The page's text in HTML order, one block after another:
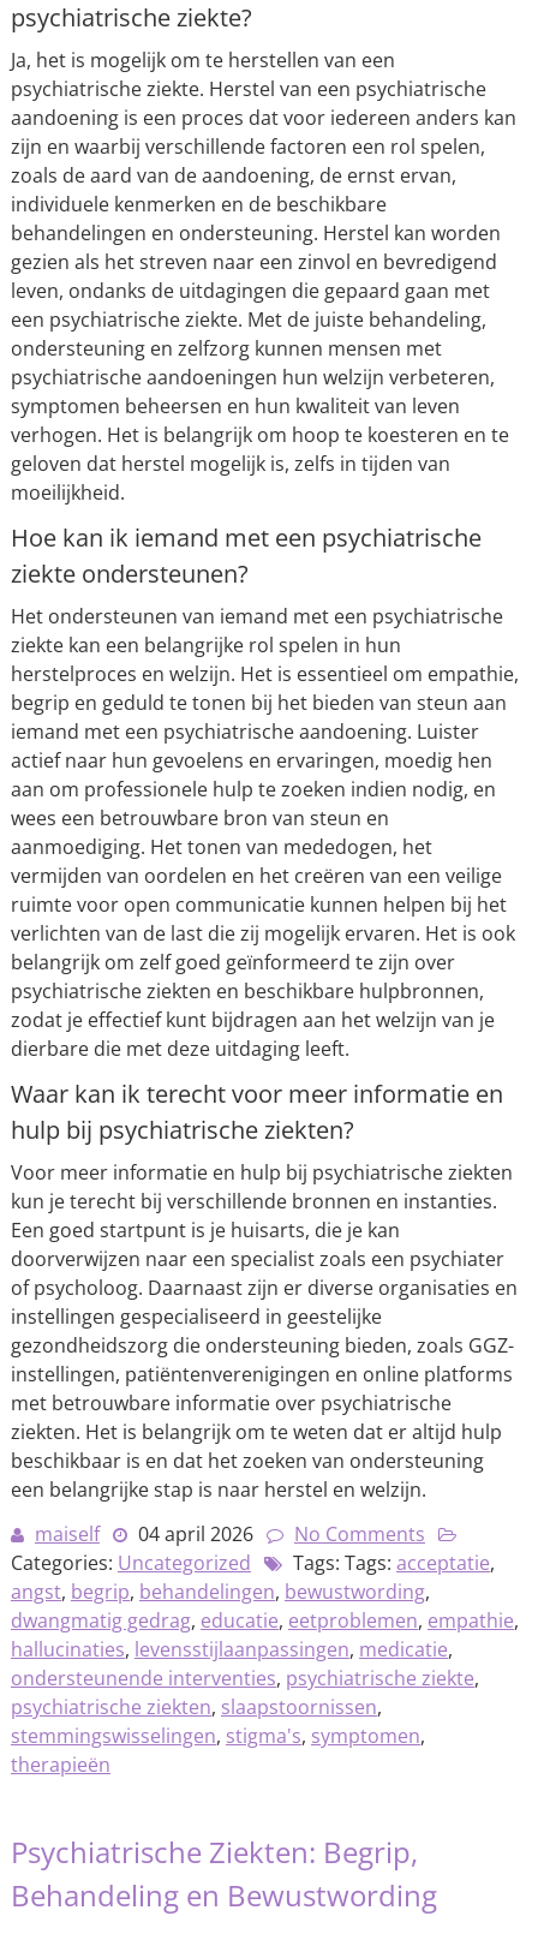
psychiatrische ziekte?
Ja, het is mogelijk om te herstellen van een
psychiatrische ziekte. Herstel van een psychiatrische
aandoening is een proces dat voor iedereen anders kan
zijn en waarbij verschillende factoren een rol spelen,
zoals de aard van de aandoening, de ernst ervan,
individuele kenmerken en de beschikbare
behandelingen en ondersteuning. Herstel kan worden
gezien als het streven naar een zinvol en bevredigend
leven, ondanks de uitdagingen die gepaard gaan met
een psychiatrische ziekte. Met de juiste behandeling,
ondersteuning en zelfzorg kunnen mensen met
psychiatrische aandoeningen hun welzijn verbeteren,
symptomen beheersen en hun kwaliteit van leven
verhogen. Het is belangrijk om hoop te koesteren en te
geloven dat herstel mogelijk is, zelfs in tijden van
moeilijkheid.
Hoe kan ik iemand met een psychiatrische
ziekte ondersteunen?
Het ondersteunen van iemand met een psychiatrische
ziekte kan een belangrijke rol spelen in hun
herstelproces en welzijn. Het is essentieel om empathie,
begrip en geduld te tonen bij het bieden van steun aan
iemand met een psychiatrische aandoening. Luister
actief naar hun gevoelens en ervaringen, moedig hen
aan om professionele hulp te zoeken indien nodig, en
wees een betrouwbare bron van steun en
aanmoediging. Het tonen van mededogen, het
vermijden van oordelen en het creëren van een veilige
ruimte voor open communicatie kunnen helpen bij het
verlichten van de last die zij mogelijk ervaren. Het is ook
belangrijk om zelf goed geïnformeerd te zijn over
psychiatrische ziekten en beschikbare hulpbronnen,
zodat je effectief kunt bijdragen aan het welzijn van je
dierbare die met deze uitdaging leeft.
Waar kan ik terecht voor meer informatie en
hulp bij psychiatrische ziekten?
Voor meer informatie en hulp bij psychiatrische ziekten
kun je terecht bij verschillende bronnen en instanties.
Een goed startpunt is je huisarts, die je kan
doorverwijzen naar een specialist zoals een psychiater
of psycholoog. Daarnaast zijn er diverse organisaties en
instellingen gespecialiseerd in geestelijke
gezondheidszorg die ondersteuning bieden, zoals GGZ-
instellingen, patiëntenverenigingen en online platforms
met betrouwbare informatie over psychiatrische
ziekten. Het is belangrijk om te weten dat er altijd hulp
beschikbaar is en dat het zoeken van ondersteuning
een belangrijke stap is naar herstel en welzijn.
maiself
04 april 2026
No Comments
Categories: Uncategorized Tags: Tags: acceptatie,
angst, begrip, behandelingen, bewustwording,
dwangmatig gedrag, educatie, eetproblemen, empathie,
hallucinaties, levensstijlaanpassingen, medicatie,
ondersteunende interventies, psychiatrische ziekte,
psychiatrische ziekten, slaapstoornissen,
stemmingswisselingen, stigma's, symptomen,
therapieën
Psychiatrische Ziekten: Begrip,
Behandeling en Bewustwording